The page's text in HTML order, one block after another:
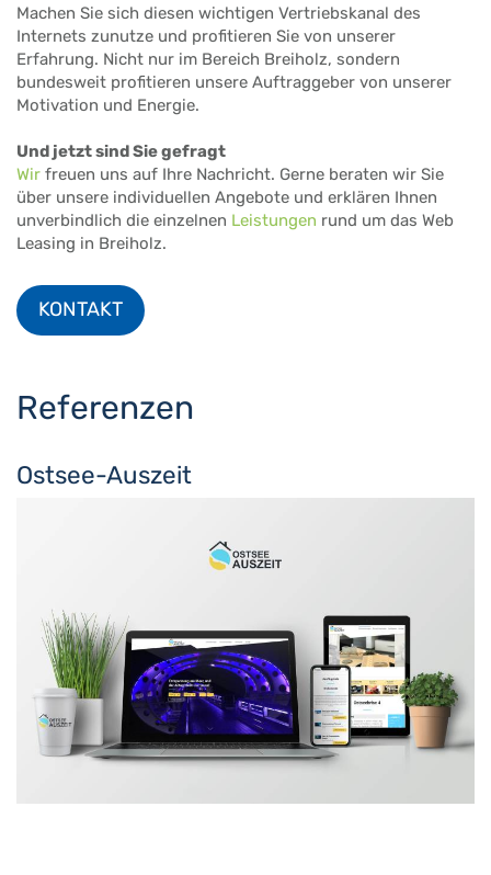
Machen Sie sich diesen wichtigen Vertriebskanal des
Internets zunutze und profitieren Sie von unserer
Erfahrung. Nicht nur im Bereich Breiholz, sondern
bundesweit profitieren unsere Auftraggeber von unserer
Motivation und Energie.
Und jetzt sind Sie gefragt
Wir freuen uns auf Ihre Nachricht. Gerne beraten wir Sie
über unsere individuellen Angebote und erklären Ihnen
unverbindlich die einzelnen Leistungen rund um das Web
Leasing in Breiholz.
KONTAKT
Referenzen
Ostsee-Auszeit